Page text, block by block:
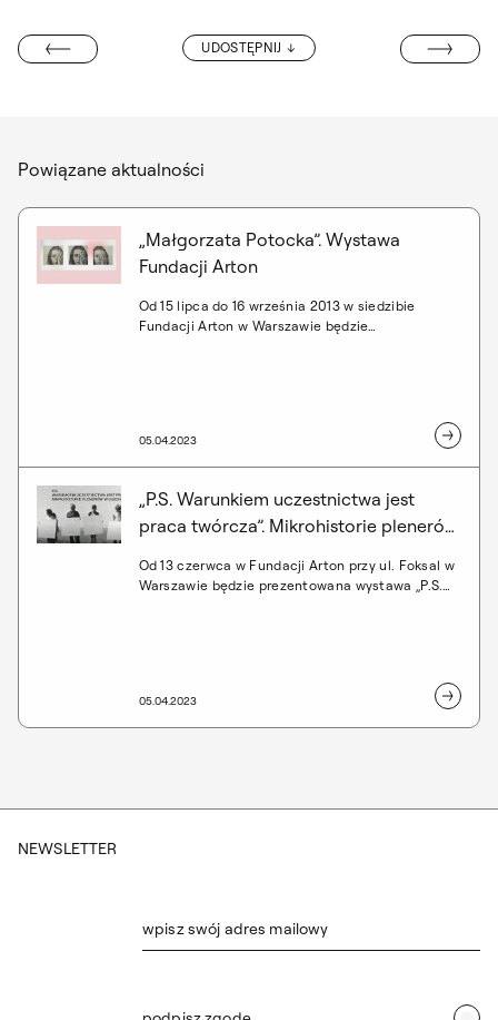
UDOSTĘPNIJ ŻYCZENIA
Powiązane aktualności
„Małgorzata Potocka”. Wystawa
Fundacji Arton
Od 15 lipca do 16 września 2013 w siedzibie
Fundacji Arton w Warszawie będzie
warszawskiej ASP – dr Marika Kuźmicz.
05.04.2023
„P.S. Warunkiem uczestnictwa jest
praca twórcza”. Mikrohistorie plenerów
Od 13 czerwca w Fundacji Arton przy ul. Foksal w
Warszawie będzie prezentowana wystawa „P.S.
współpracy z Fundacją Osieki im. Jerzego
Fedorowicza i Ludmiły Popiel, z okazji 60.
Dziekana WBASK.
05.04.2023
NEWSLETTER
wpisz swój adres mailowy